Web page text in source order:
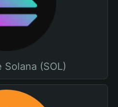
(SOL)